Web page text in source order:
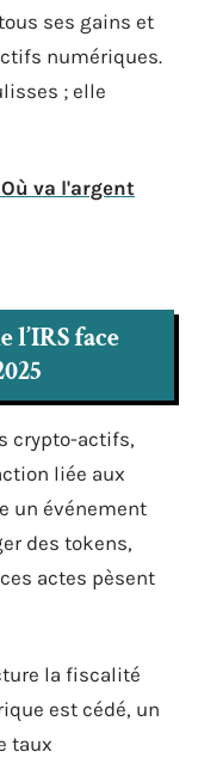
ses gains et
numériques.
; elle
va l'argent
face
crypto-actifs,
liée aux
un événement
des tokens,
actes pèsent
la fiscalité
est cédé, un
taux